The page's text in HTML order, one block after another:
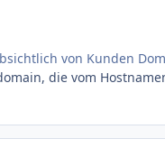
von Kunden
die vom